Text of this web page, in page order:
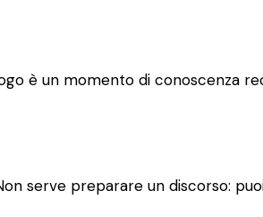
è un momento di conoscenza
serve preparare un discorso: